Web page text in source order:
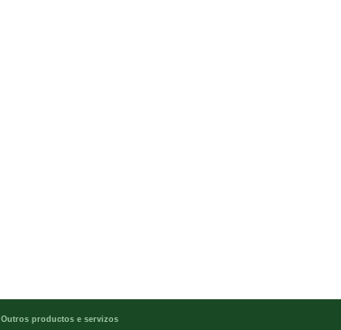
Outros productos e servizos